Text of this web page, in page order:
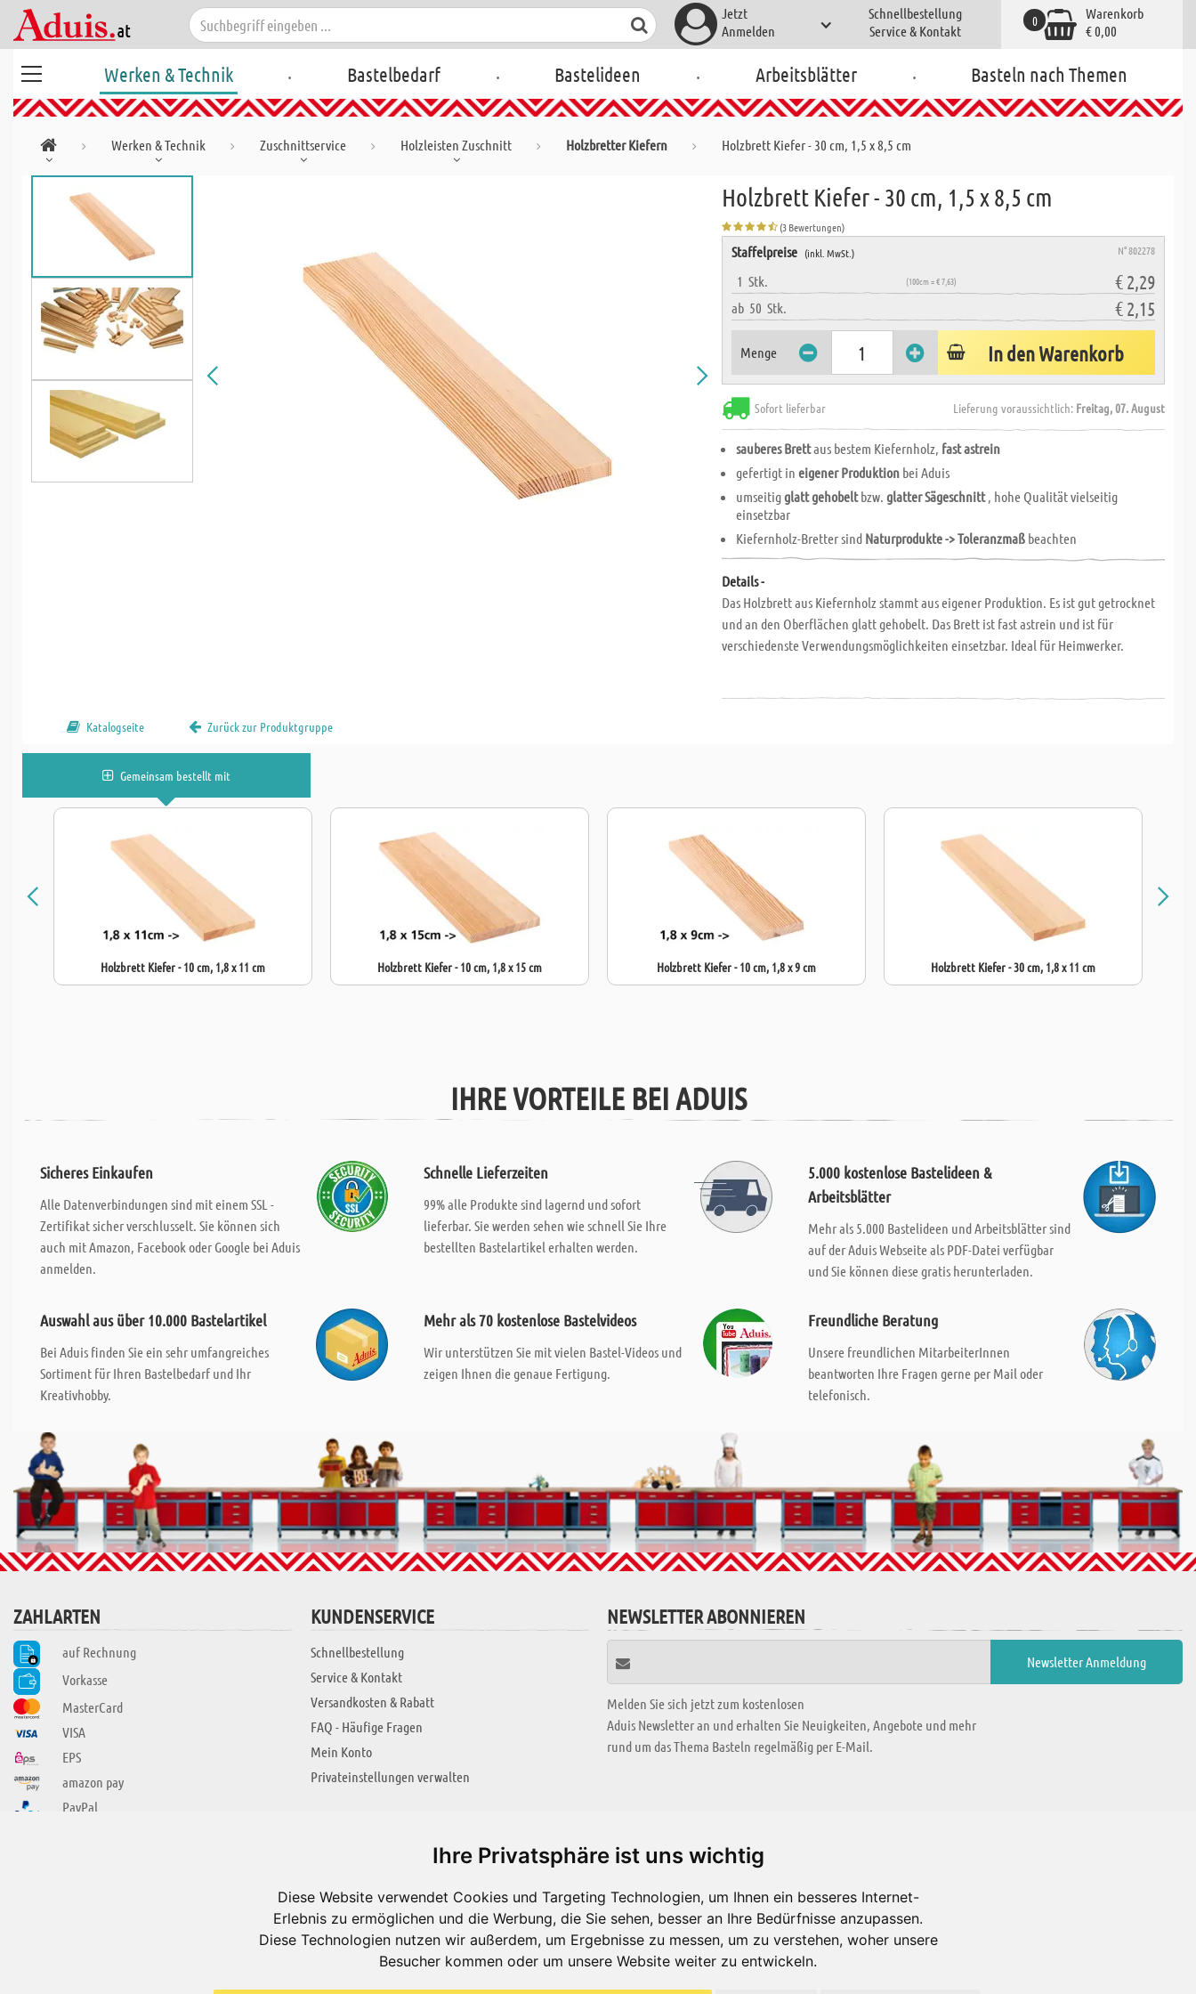
Ihre Privatsphäre ist uns wichtig
Diese Website verwendet Cookies und Targeting Technologien, um Ihnen ein besseres Internet-
Erlebnis zu ermöglichen und die Werbung, die Sie sehen, besser an Ihre Bedürfnisse anzupassen.
Diese Technologien nutzen wir außerdem, um Ergebnisse zu messen, um zu verstehen, woher unsere
Besucher kommen oder um unsere Website weiter zu entwickeln.
Jetzt
Anmelden
Schnellbestellung
Service & Kontakt
Warenkorb
€ 0,00
0
Werken & Technik . Bastelbedarf . Bastelideen . Arbeitsblätter . Basteln nach Themen
Werken & Technik Zuschnittservice Holzleisten Zuschnitt Holzbretter Kiefern Holzbrett Kiefer - 30 cm, 1,5 x 8,5 cm
Holzbrett Kiefer - 30 cm, 1,5 x 8,5 cm
(3 Bewertungen)
Staffelpreise (inkl. MwSt.) N° 802278
1Stk. (100cm = € 7,63) € 2,29
ab 50Stk. € 2,15
Menge In den Warenkorb
Sofort lieferbar Lieferung voraussichtlich: Freitag, 07. August
sauberes Brettaus bestem Kiefernholz, fast astrein
gefertigt ineigener Produktion bei Aduis
umseitigglatt gehobeltbzw.glatter Sägeschnitt, hohe Qualität vielseitig
einsetzbar
Kiefernholz-Bretter sind Naturprodukte -> Toleranzmaß beachten
Details -
Das Holzbrett aus Kiefernholz stammt aus eigener Produktion. Es ist gut getrocknet
und an den Oberflächen glatt gehobelt. Das Brett ist fast astrein und ist für
verschiedenste Verwendungsmöglichkeiten einsetzbar. Ideal für Heimwerker.
Katalogseite Zurück zur Produktgruppe
Gemeinsam bestellt mit
Holzbrett Kiefer - 10 cm, 1,8 x 11 cm Holzbrett Kiefer - 10 cm, 1,8 x 15 cm Holzbrett Kiefer - 10 cm, 1,8 x 9 cm Holzbrett Kiefer - 30 cm, 1,8 x 11 cm
IHRE VORTEILE BEI ADUIS
Sicheres Einkaufen
Alle Datenverbindungen sind mit einem SSL -
Zertifikat sicher verschlusselt. Sie können sich
auch mit Amazon, Facebook oder Google bei Aduis
anmelden.
Schnelle Lieferzeiten
99% alle Produkte sind lagernd und sofort
lieferbar. Sie werden sehen wie schnell Sie Ihre
bestellten Bastelartikel erhalten werden.
5.000 kostenlose Bastelideen &
Arbeitsblätter
Mehr als 5.000 Bastelideen und Arbeitsblätter sind
auf der Aduis Webseite als PDF-Datei verfügbar
und Sie können diese gratis herunterladen.
Auswahl aus über 10.000 Bastelartikel
Bei Aduis finden Sie ein sehr umfangreiches
Sortiment für Ihren Bastelbedarf und Ihr
Kreativhobby.
Mehr als 70 kostenlose Bastelvideos
Wir unterstützen Sie mit vielen Bastel-Videos und
zeigen Ihnen die genaue Fertigung.
Freundliche Beratung
Unsere freundlichen MitarbeiterInnen
beantworten Ihre Fragen gerne per Mail oder
telefonisch.
ZAHLARTEN
auf Rechnung
Vorkasse
MasterCard
VISA
EPS
amazon pay
PayPal
KUNDENSERVICE
Schnellbestellung
Service & Kontakt
Versandkosten & Rabatt
FAQ - Häufige Fragen
Mein Konto
Privateinstellungen verwalten
NEWSLETTER ABONNIEREN
Melden Sie sich jetzt zum kostenlosen
Aduis Newsletter an und erhalten Sie Neuigkeiten, Angebote und mehr
rund um das Thema Basteln regelmäßig per E-Mail.
Jobs
Impressum
Datenschutzerklärung
KREATIV ZONE
Alle Videos
Bastelideen
Arbeitsblätter
Es gibt uns auch in